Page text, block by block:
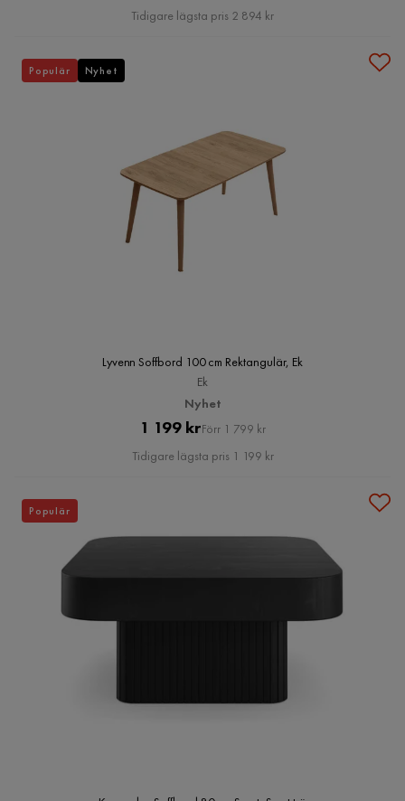
Pris
Tidigare lägsta pris 2 894 kr
Lyvenn Soffbord 100 cm Rektangulär, Ek
Ek
Nyhet
Pris
1 199 krOriginal
Pris
Förr 1 799 kr
Tidigare lägsta pris 1 199 kr
Populär Nyhet
Populär